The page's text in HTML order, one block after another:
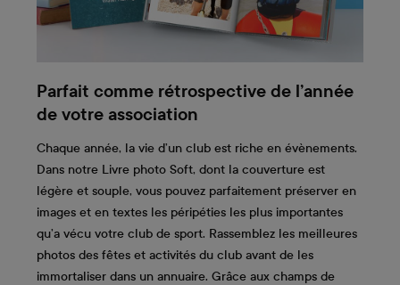
Parfait comme rétrospective de l’année
de votre association
Chaque année, la vie d’un club est riche en évènements.
Dans notre Livre photo Soft, dont la couverture est
légère et souple, vous pouvez parfaitement préserver en
images et en textes les péripéties les plus importantes
qu’a vécu votre club de sport. Rassemblez les meilleures
photos des fêtes et activités du club avant de les
immortaliser dans un annuaire. Grâce aux champs de